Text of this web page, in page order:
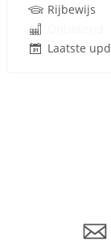
Rijbewijs
Laatste